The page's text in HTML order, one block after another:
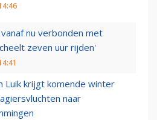
nu verbonden met
zeven uur rijden'
Luik krijgt komende winter
naar